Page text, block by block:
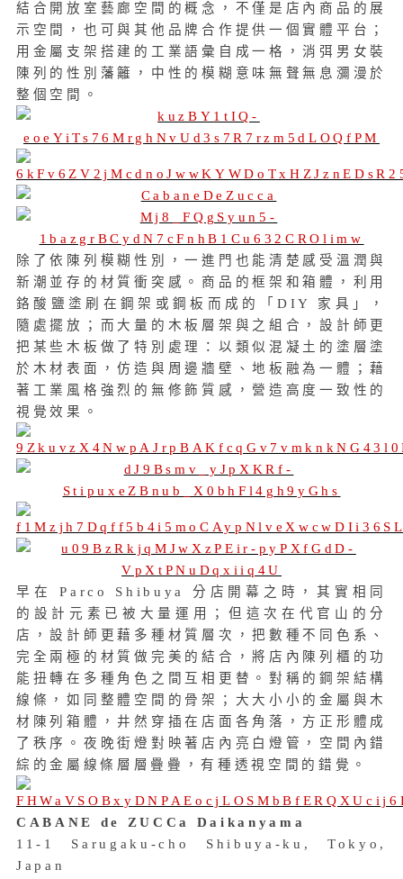
結合開放室藝廊空間的概念，不僅是店內商品的展
示空間，也可與其他品牌合作提供一個實體平台；
用金屬支架搭建的工業語彙自成一格，消弭男女裝
陳列的性別藩籬，中性的模糊意味無聲無息瀰漫於
整個空間。
除了依陳列模糊性別，一進門也能清楚感受溫潤與
新潮並存的材質衝突感。商品的框架和箱體，利用
鉻酸鹽塗刷在鋼架或鋼板而成的「DIY 家具」，
隨處擺放；而大量的木板層架與之組合，設計師更
把某些木板做了特別處理：以類似混凝土的塗層塗
於木材表面，仿造與周邊牆壁、地板融為一體；藉
著工業風格強烈的無修飾質感，營造高度一致性的
視覺效果。
早在 Parco Shibuya 分店開幕之時，其實相同
的設計元素已被大量運用；但這次在代官山的分
店，設計師更藉多種材質層次，把數種不同色系、
完全兩極的材質做完美的結合，將店內陳列櫃的功
能扭轉在多種角色之間互相更替。對稱的鋼架結構
線條，如同整體空間的骨架；大大小小的金屬與木
材陳列箱體，井然穿插在店面各角落，方正形體成
了秩序。夜晚街燈對映著店內亮白燈管，空間內錯
綜的金屬線條層層疊疊，有種透視空間的錯覺。
CABANE de ZUCCa Daikanyama
11-1 Sarugaku-cho Shibuya-ku, Tokyo,
Japan